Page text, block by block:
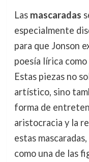
Las mascaradas
especialmente
para que Jonson
poesía lírica
Estas piezas no
artístico, sino
forma de
aristocracia y la
estas
como una de las